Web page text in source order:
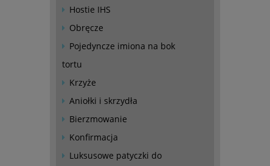
Hostie IHS
Obręcze
Pojedyncze imiona na bok
tortu
Krzyże
Aniołki i skrzydła
Bierzmowanie
Konfirmacja
Luksusowe patyczki do